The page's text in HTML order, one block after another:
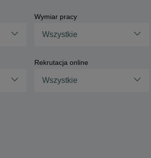
Wymiar pracy
Wszystkie
Rekrutacja online
Wszystkie